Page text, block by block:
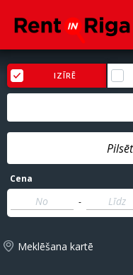
IZĪRĒ
Cena
-
Meklēšana kartē